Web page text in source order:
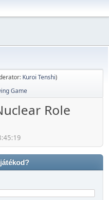
Kuroi Tenshi)
Game
Role